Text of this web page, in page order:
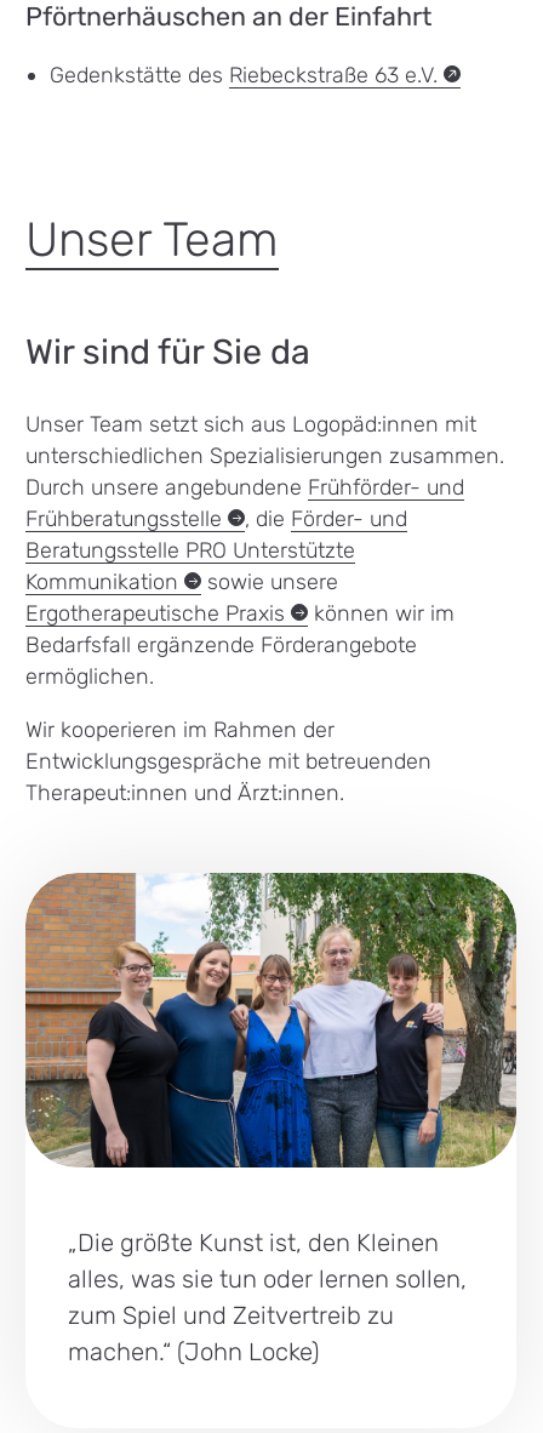
Pförtnerhäuschen an der Einfahrt
Gedenkstätte des Riebeckstraße 63 e.V.
Unser Team
Wir sind für Sie da
Unser Team setzt sich aus Logopäd:innen mit
unterschiedlichen Spezialisierungen zusammen.
Durch unsere angebundene Frühförder- und
Frühberatungsstelle
, die Förder- und
Beratungsstelle PRO Unterstützte
Kommunikation
sowie unsere
Ergotherapeutische Praxis
können wir im
Bedarfsfall ergänzende Förderangebote
ermöglichen.
Wir kooperieren im Rahmen der
Entwicklungsgespräche mit betreuenden
Therapeut:innen und Ärzt:innen.
„Die größte Kunst ist, den Kleinen
alles, was sie tun oder lernen sollen,
zum Spiel und Zeitvertreib zu
machen.“ (John Locke)